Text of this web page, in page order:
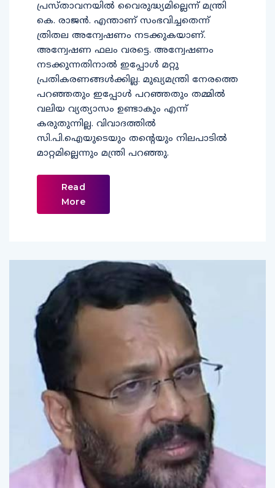
പ്രസ്താവനയില്‍ വൈരുദ്ധ്യമില്ലെന്ന് മന്ത്രി
കെ. രാജന്‍. എന്താണ് സംഭവിച്ചതെന്ന്
ത്രിതല അന്വേഷണം നടക്കുകയാണ്.
അന്വേഷണ ഫലം വരട്ടെ. അന്വേഷണം
നടക്കുന്നതിനാല്‍ ഇപ്പോള്‍ മറ്റു
പ്രതികരണങ്ങള്‍ക്കില്ല. മുഖ്യമന്ത്രി നേരത്തെ
പറഞ്ഞതും ഇപ്പോള്‍ പറഞ്ഞതും തമ്മില്‍
വലിയ വ്യത്യാസം ഉണ്ടാകും എന്ന്
കരുതുന്നില്ല. വിവാദത്തില്‍
സി.പി.ഐയുടെയും തന്റെയും നിലപാടില്‍
മാറ്റമില്ലെന്നും മന്ത്രി പറഞ്ഞു.
Read
More